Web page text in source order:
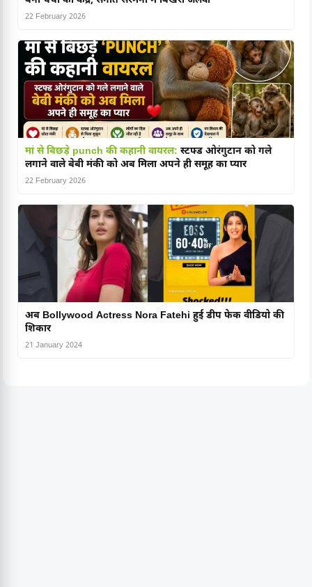
22 February 2026
मां से बिछड़े punch की कहानी वायरल: स्टफ्ड ओरंगुटान को गले
लगाने वाले बेबी मंकी को अब मिला अपने ही समूह का प्यार
22 February 2026
अब Bollywood Actress Nora Fatehi हुई डीप फेक वीडियो की
शिकार
21 January 2024